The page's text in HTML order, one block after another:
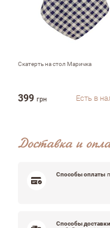
Скатерть на стол Маричка
399 грн Есть в
Доставка и
Способы оплаты
Способы доставки